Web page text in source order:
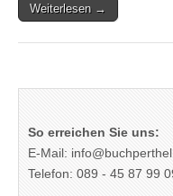
Weiterlesen →
So erreichen Sie uns:
E-Mail:
Telefon: 089 - 45 87 99